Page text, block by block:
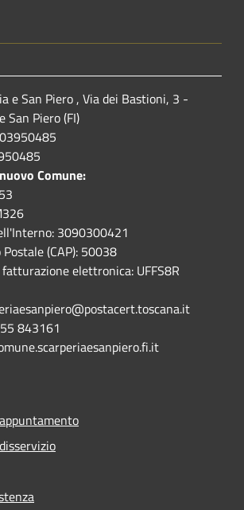
e San Piero , Via dei Bastioni, 3 -
San Piero (FI)
Comune:
3090300421
(CAP): 50038
elettronica: UFFS8R
843161